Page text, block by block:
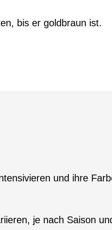
bis er goldbraun ist.
und ihre
je nach Saison